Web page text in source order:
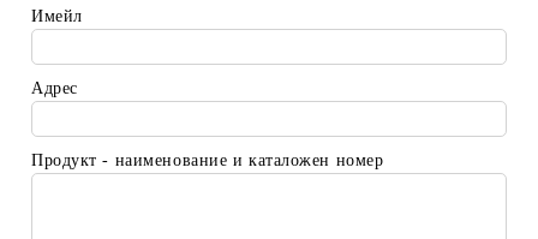
Имейл
Адрес
Продукт - наименование и каталожен номер